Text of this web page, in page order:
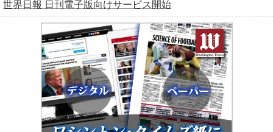
世界日報 日刊電子版向けサービス開始